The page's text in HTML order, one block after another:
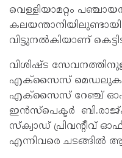
വെള്ളിയാമറ്റം
വിട്ടുനൽകിയാണ്
വിശിഷ്ട
എക്‌സൈസ് മെഡലുകൾ
എക്‌സൈസ് റേഞ്ച്
ഇൻസ്‌പെക്ടർ
സ്‌ക്വാഡ് പ്രിവന്റീവ്
എന്നിവരെ ചടങ്ങിൽ